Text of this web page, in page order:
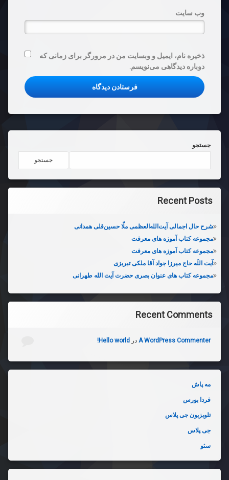
وب‌ سایت
ذخیره نام، ایمیل و وبسایت من در مرورگر برای زمانی که
دوباره دیدگاهی می‌نویسم.
جستجو
جستجو
Recent Posts
شرح حال اجمالی آیت‌الله‌العظمی ملّا حسین‌قلی همدانی
مجموعه کتاب آموزه های معرفت
مجموعه کتاب آموزه های معرفت
آیت اللَه حاج میرزا جواد آقا ملکی تبریزی
مجموعه کتاب های عنوان بصری حضرت آیت الله طهرانی
Recent Comments
A WordPress Commenter در Hello world!
مه پاش
فردا بورس
تلویزیون جی پلاس
جی پلاس
سئو